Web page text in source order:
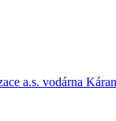
a.s. vodárna